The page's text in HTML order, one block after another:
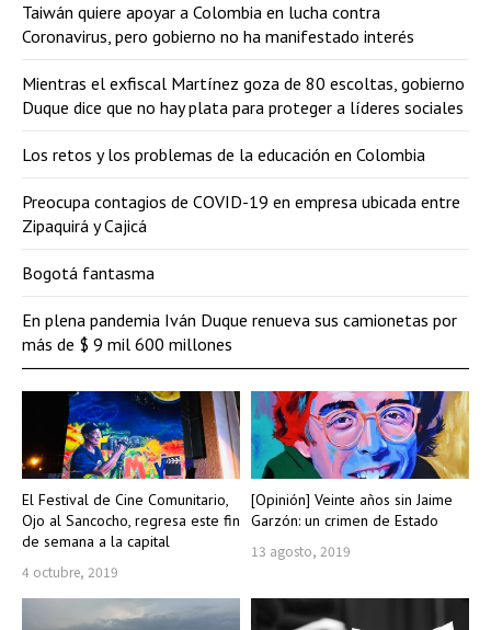
El Festival de Cine Comunitario,
Ojo al Sancocho, regresa este fin
de semana a la capital
4 octubre, 2019
[Opinión] Veinte años sin Jaime
Garzón: un crimen de Estado
13 agosto, 2019
Taiwán quiere apoyar a Colombia en lucha contra
Coronavirus, pero gobierno no ha manifestado interés
Mientras el exfiscal Martínez goza de 80 escoltas, gobierno
Duque dice que no hay plata para proteger a líderes sociales
Los retos y los problemas de la educación en Colombia
Preocupa contagios de COVID-19 en empresa ubicada entre
Zipaquirá y Cajicá
Bogotá fantasma
En plena pandemia Iván Duque renueva sus camionetas por
más de $ 9 mil 600 millones